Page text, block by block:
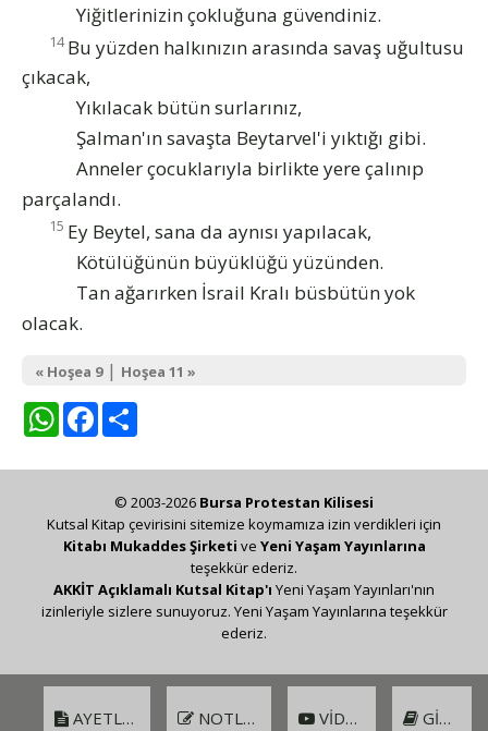
Yiğitlerinizin çokluğuna güvendiniz.
14 Bu yüzden halkınızın arasında savaş uğultusu
çıkacak,
Yıkılacak bütün surlarınız,
Şalman'ın savaşta Beytarvel'i yıktığı gibi.
Anneler çocuklarıyla birlikte yere çalınıp
parçalandı.
15 Ey Beytel, sana da aynısı yapılacak,
Kötülüğünün büyüklüğü yüzünden.
Tan ağarırken İsrail Kralı büsbütün yok
olacak.
« Hoşea 9| Hoşea 11 »
WhatsAppFacebook
AYETLER NOTLAR VIDEO GIRIŞ
© 2003-2026 Bursa Protestan Kilisesi
Kutsal Kitap çevirisini sitemize koymamıza izin verdikleri için
Kitabı Mukaddes Şirketi ve Yeni Yaşam Yayınlarına
teşekkür ederiz.
AKKİT Açıklamalı Kutsal Kitap'ı Yeni Yaşam Yayınları'nın
izinleriyle sizlere sunuyoruz. Yeni Yaşam Yayınlarına teşekkür
ederiz.